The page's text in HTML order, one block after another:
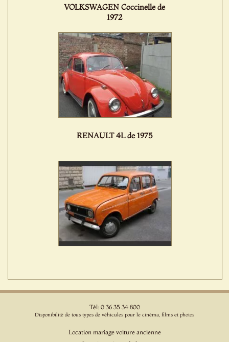
VOLKSWAGEN Coccinelle de
1972
RENAULT 4L de 1975
Tél: 0 36 35 34 800
Disponibilité de tous types de véhicules pour le cinéma, films et photos
Location mariage voiture ancienne